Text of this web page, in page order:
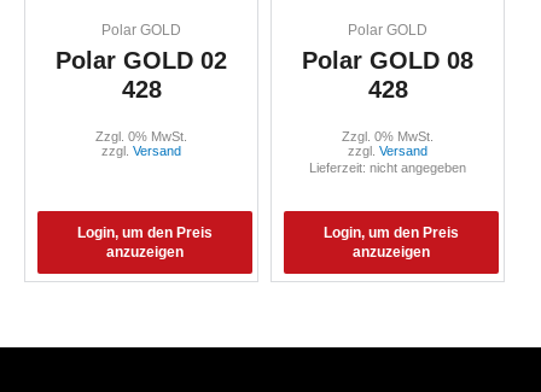
Polar GOLD
Polar GOLD 02
428
Login, um den Preis
anzuzeigen
Zzgl. 0% MwSt.
zzgl. Versand
Polar GOLD
Polar GOLD 08
428
Login, um den Preis
anzuzeigen
Zzgl. 0% MwSt.
zzgl. Versand
Lieferzeit: nicht angegeben